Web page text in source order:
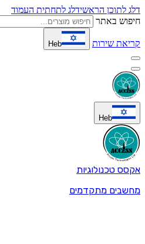
דלג לתוכן הראשידלג לתחתית העמוד
חיפוש באתר
קריאת שירות Heb
Heb
אקסס טכנולוגיות
מחשבים מתקדמים